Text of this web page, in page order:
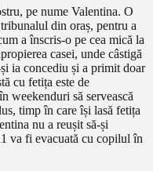
pe nume Valentina. O
din oraș, pentru a
a înscris-o pe cea mică la
casei, unde câstigă
ia concediu și a primit doar
cu fetița este de
weekenduri să servească
timp în care își lasă fetița
nu a reușit să-și
va fi evacuată cu copilul în